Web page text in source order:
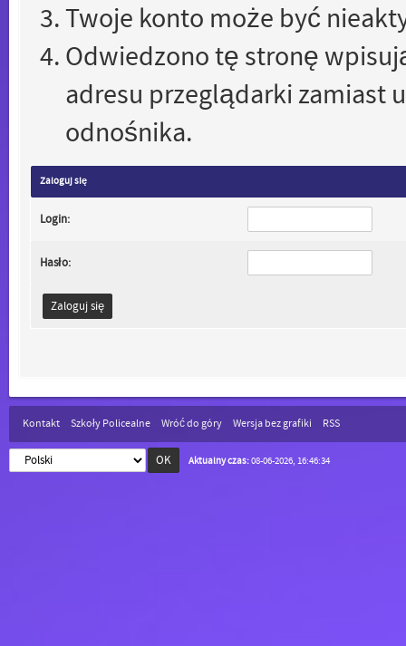
Twoje konto może być
Odwiedzono tę stronę
adresu przeglądarki zamiast
odnośnika.
Zaloguj się
Login:
Hasło:
Kontakt Szkoły Policealne Wróć do góry Wersja bez grafiki RSS
Aktualny czas:08-06-2026, 16:46:34